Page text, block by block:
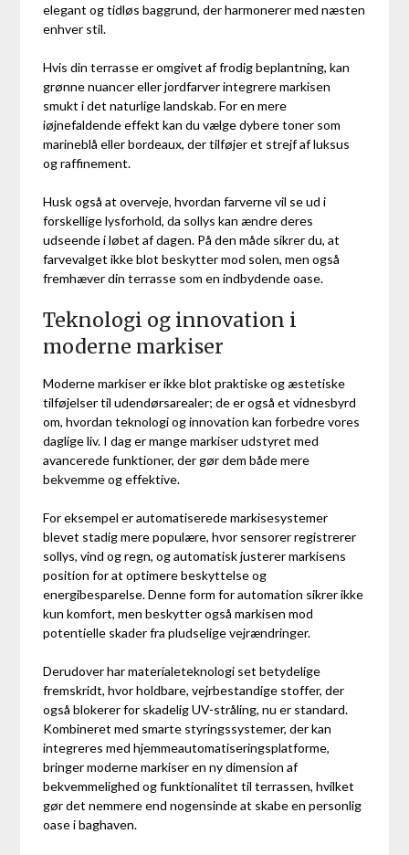
elegant og tidløs baggrund, der harmonerer med næsten
enhver stil.
Hvis din terrasse er omgivet af frodig beplantning, kan
grønne nuancer eller jordfarver integrere markisen
smukt i det naturlige landskab. For en mere
iøjnefaldende effekt kan du vælge dybere toner som
marineblå eller bordeaux, der tilføjer et strejf af luksus
og raffinement.
Husk også at overveje, hvordan farverne vil se ud i
forskellige lysforhold, da sollys kan ændre deres
udseende i løbet af dagen. På den måde sikrer du, at
farvevalget ikke blot beskytter mod solen, men også
fremhæver din terrasse som en indbydende oase.
Teknologi og innovation i
moderne markiser
Moderne markiser er ikke blot praktiske og æstetiske
tilføjelser til udendørsarealer; de er også et vidnesbyrd
om, hvordan teknologi og innovation kan forbedre vores
daglige liv. I dag er mange markiser udstyret med
avancerede funktioner, der gør dem både mere
bekvemme og effektive.
For eksempel er automatiserede markisesystemer
blevet stadig mere populære, hvor sensorer registrerer
sollys, vind og regn, og automatisk justerer markisens
position for at optimere beskyttelse og
energibesparelse. Denne form for automation sikrer ikke
kun komfort, men beskytter også markisen mod
potentielle skader fra pludselige vejrændringer.
Derudover har materialeteknologi set betydelige
fremskridt, hvor holdbare, vejrbestandige stoffer, der
også blokerer for skadelig UV-stråling, nu er standard.
Kombineret med smarte styringssystemer, der kan
integreres med hjemmeautomatiseringsplatforme,
bringer moderne markiser en ny dimension af
bekvemmelighed og funktionalitet til terrassen, hvilket
gør det nemmere end nogensinde at skabe en personlig
oase i baghaven.